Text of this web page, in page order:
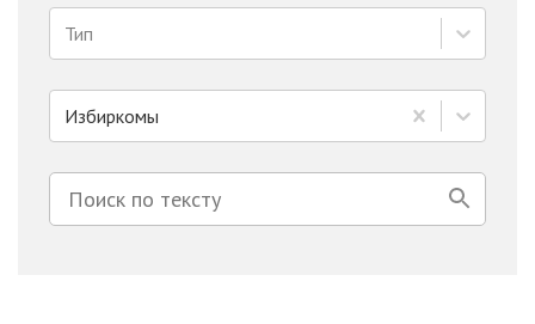
Тип
Избиркомы